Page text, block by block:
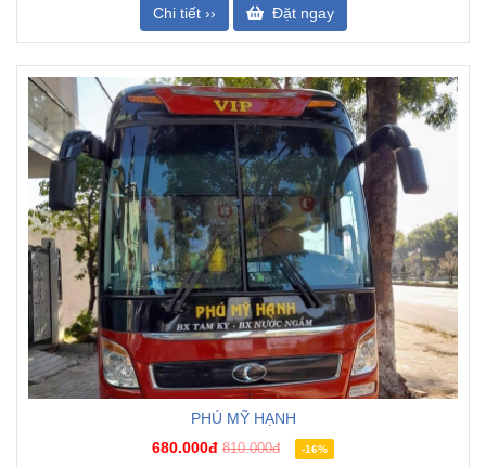
Chi tiết ›› Đặt ngay
PHÚ MỸ HẠNH
680.000đ 810.000đ -16%